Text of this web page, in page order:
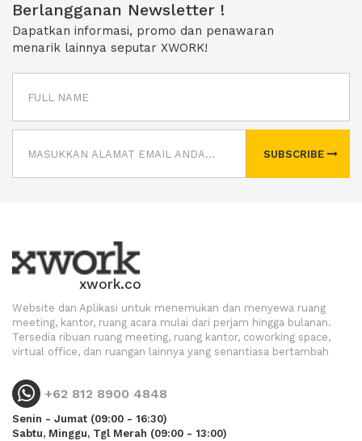
Berlangganan Newsletter !
Dapatkan informasi, promo dan penawaran
menarik lainnya seputar XWORK!
SUBSCRIBE
xwork.co
Website dan Aplikasi untuk menemukan dan menyewa ruang
meeting, kantor, ruang acara mulai dari perjam hingga bulanan.
Tersedia ribuan ruang meeting, ruang kantor, coworking space,
virtual office, dan ruangan lainnya yang senantiasa bertambah
+62 812 8900 4848
Senin - Jumat (09:00 - 16:30)
Sabtu, Minggu, Tgl Merah (09:00 - 13:00)